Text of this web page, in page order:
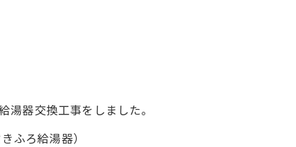
湯器交換工事をしました。
ふろ給湯器）